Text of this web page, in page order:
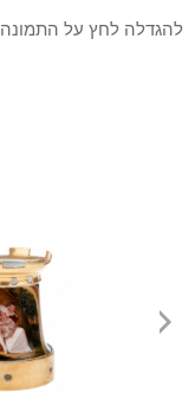
להגדלה לחץ על התמונה